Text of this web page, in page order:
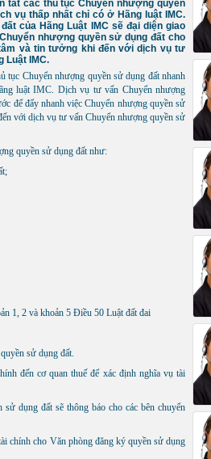
tất các thủ tục Chuyển nhượng quyền
vụ thấp nhất chỉ có ở Hãng luật IMC.
của Hãng Luật IMC sẽ đại diện giao
nhượng quyền sử dụng đất cho
và tin tưởng khi đến với dịch vụ tư
Luật IMC.
tục Chuyển nhượng quyền sử dụng đất nhanh
luật IMC. Dịch vụ tư vấn Chuyển nhượng
để đẩy nhanh việc Chuyển nhượng quyền sử
với dịch vụ tư vấn Chuyển nhượng quyền sử
quyền sử dụng đất như:
1, 2 và khoản 5 Điều 50 Luật đất đai
sử dụng đất.
đến cơ quan thuế để xác định nghĩa vụ tài
dụng đất sẽ thông báo cho các bên chuyển
chính cho Văn phòng đăng ký quyền sử dụng